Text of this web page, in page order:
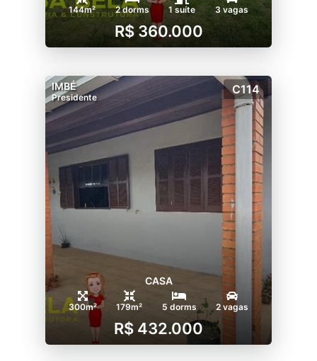
144m² 2 dorms 1 suíte 3 vagas
R$ 360.000
IMBÉ
Presidente
C114
CASA
300m² 179m² 5 dorms 2 vagas
R$ 432.000